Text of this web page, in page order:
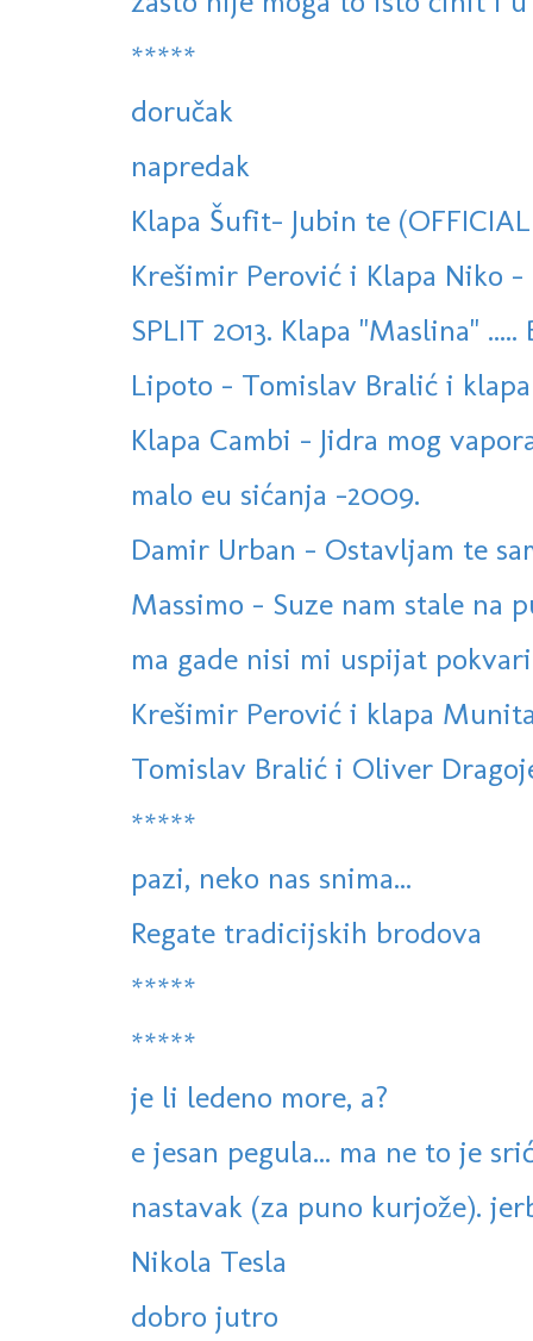
*****
doručak
napredak
Klapa Šufit- Jubin te
Krešimir Perović i Klapa Niko
SPLIT 2013. Klapa "Maslina" .....
Lipoto - Tomislav Bralić i
Klapa Cambi - Jidra mog
malo eu sićanja -2009.
Damir Urban - Ostavljam te
Massimo - Suze nam stale na
ma gade nisi mi uspijat
Krešimir Perović i klapa
Tomislav Bralić i Oliver
*****
pazi, neko nas snima...
Regate tradicijskih brodova
*****
*****
je li ledeno more, a?
e jesan pegula... ma ne to je
nastavak (za puno kurjože).
Nikola Tesla
dobro jutro